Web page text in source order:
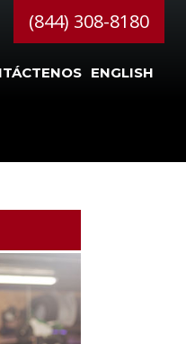
(844) 308-8180
ENGLISH